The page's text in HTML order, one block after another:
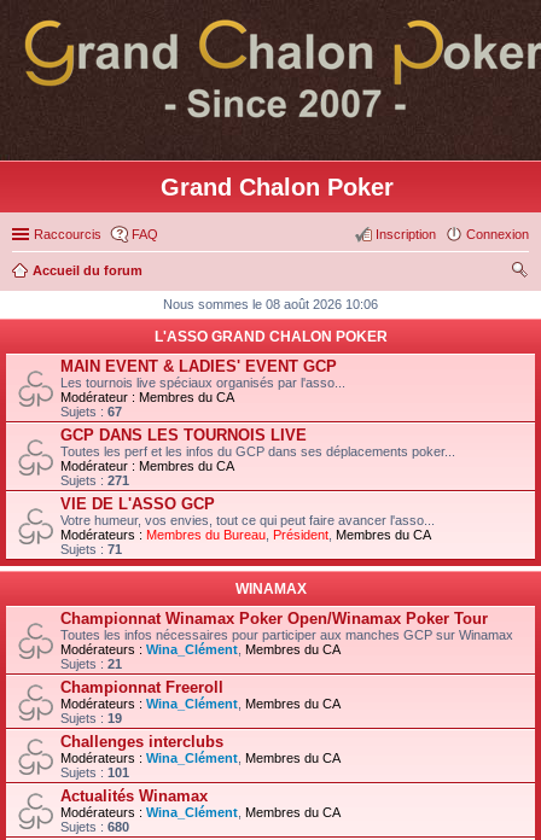
Grand Chalon Poker
Raccourcis FAQ Connexion
Inscription
Accueil du forum
ch
Nous sommes le 08 août 2026 10:06
L'ASSO GRAND CHALON POKER
MAIN EVENT & LADIES' EVENT GCP
Les tournois live spéciaux organisés par l'asso...
Modérateur : Membres du CA
Sujets : 67
GCP DANS LES TOURNOIS LIVE
Toutes les perf et les infos du GCP dans ses déplacements poker...
Modérateur : Membres du CA
Sujets : 271
VIE DE L'ASSO GCP
Votre humeur, vos envies, tout ce qui peut faire avancer l'asso...
Modérateurs : Membres du Bureau Président Membres du CA
Sujets : 71
WINAMAX
Championnat Winamax Poker Open/Winamax Poker Tour
Toutes les infos nécessaires pour participer aux manches GCP sur Winamax
Modérateurs : Wina_Clément Membres du CA
Sujets : 21
Championnat Freeroll
Modérateurs : Wina_Clément Membres du CA
Sujets : 19
Challenges interclubs
Modérateurs : Wina_Clément Membres du CA
Sujets : 101
Actualités Winamax
Modérateurs : Wina_Clément Membres du CA
Sujets : 680